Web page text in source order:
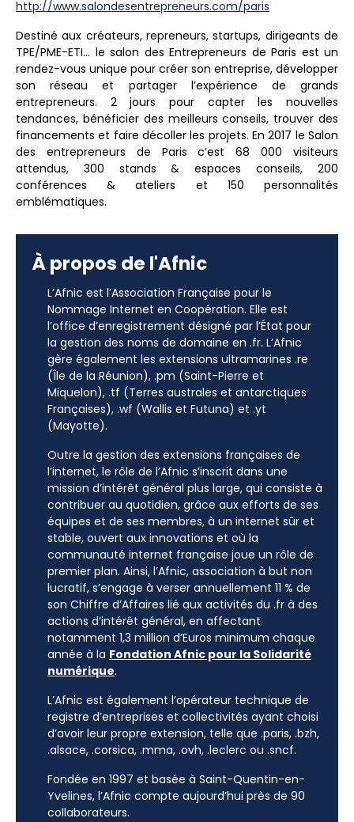
http://www.salondesentrepreneurs.com/paris
Destiné aux créateurs, repreneurs, startups, dirigeants de
TPE/PME-ETI… le salon des Entrepreneurs de Paris est un
rendez-vous unique pour créer son entreprise, développer
son réseau et partager l’expérience de grands
entrepreneurs. 2 jours pour capter les nouvelles
tendances, bénéficier des meilleurs conseils, trouver des
financements et faire décoller les projets. En 2017 le Salon
des entrepreneurs de Paris c’est 68 000 visiteurs
attendus, 300 stands & espaces conseils, 200
conférences & ateliers et 150 personnalités
emblématiques.
À propos de l'Afnic
L’Afnic est l’Association Française pour le
Nommage Internet en Coopération. Elle est
l’office d’enregistrement désigné par l’État pour
la gestion des noms de domaine en .fr. L’Afnic
gère également les extensions ultramarines .re
(Île de la Réunion), .pm (Saint-Pierre et
Miquelon), .tf (Terres australes et antarctiques
Françaises), .wf (Wallis et Futuna) et .yt
(Mayotte).
Outre la gestion des extensions françaises de
l’internet, le rôle de l’Afnic s’inscrit dans une
mission d’intérêt général plus large, qui consiste à
contribuer au quotidien, grâce aux efforts de ses
équipes et de ses membres, à un internet sûr et
stable, ouvert aux innovations et où la
communauté internet française joue un rôle de
premier plan. Ainsi, l’Afnic, association à but non
lucratif, s’engage à verser annuellement 11 % de
son Chiffre d’Affaires lié aux activités du .fr à des
actions d’intérêt général, en affectant
notamment 1,3 million d’Euros minimum chaque
année à la Fondation Afnic pour la Solidarité
numérique.
L’Afnic est également l’opérateur technique de
registre d’entreprises et collectivités ayant choisi
d’avoir leur propre extension, telle que .paris, .bzh,
.alsace, .corsica, .mma, .ovh, .leclerc ou .sncf.
Fondée en 1997 et basée à Saint-Quentin-en-
Yvelines, l’Afnic compte aujourd’hui près de 90
collaborateurs.